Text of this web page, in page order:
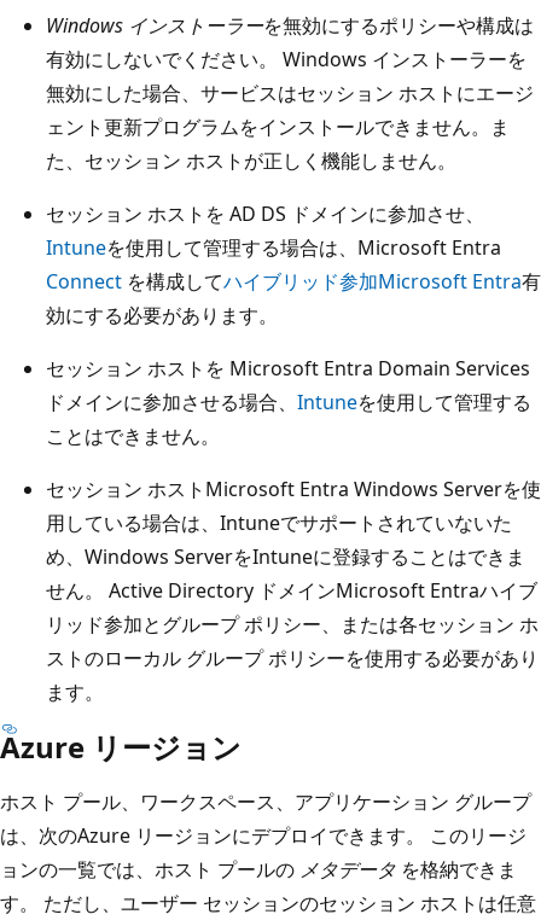
Windows インストーラーを無効にするポリシーや構成は
有効にしないでください。 Windows インストーラーを
無効にした場合、サービスはセッション ホストにエージ
ェント更新プログラムをインストールできません。ま
た、セッション ホストが正しく機能しません。
セッション ホストを AD DS ドメインに参加させ、
Intuneを使用して管理する場合は、Microsoft Entra
Connect を構成してハイブリッド参加Microsoft Entra有
効にする必要があります。
セッション ホストを Microsoft Entra Domain Services
ドメインに参加させる場合、 Intuneを使用して管理する
ことはできません。
セッション ホストMicrosoft Entra Windows Serverを使
用している場合は、Intuneでサポートされていないた
め、Windows ServerをIntuneに登録することはできま
せん。 Active Directory ドメインMicrosoft Entraハイブ
リッド参加とグループ ポリシー、または各セッション ホ
ストのローカル グループ ポリシーを使用する必要があり
ます。
Azure リージョン
ホスト プール、ワークスペース、アプリケーション グループ
は、次のAzure リージョンにデプロイできます。 このリージ
ョンの一覧では、ホスト プールの メタデータ を格納できま
す。 ただし、ユーザー セッションのセッション ホストは任意